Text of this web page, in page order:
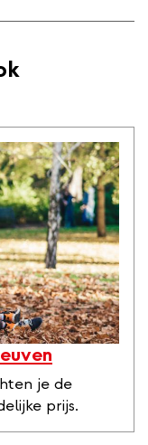
je de
prijs.